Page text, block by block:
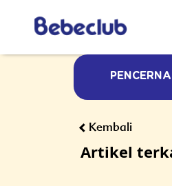
Kembali
Artikel